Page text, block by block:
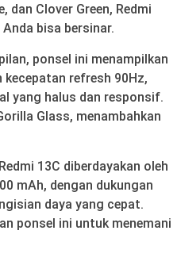
dan Clover Green, Redmi
bisa bersinar.
ponsel ini menampilkan
kecepatan refresh 90Hz,
yang halus dan responsif.
Glass, menambahkan
13C diberdayakan oleh
mAh, dengan dukungan
daya yang cepat.
ponsel ini untuk menemani